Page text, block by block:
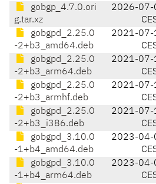
gobgp_4.7.0.ori
g.tar.xz
2026-07-
gobgpd_2.25.0
-2+b3_amd64.deb
2021-07-
gobgpd_2.25.0
-2+b3_arm64.deb
2021-07-
gobgpd_2.25.0
-2+b3_armhf.deb
2021-07-
gobgpd_2.25.0
-2+b3_i386.deb
2021-07-
gobgpd_3.10.0
-1+b4_amd64.deb
2023-04-
gobgpd_3.10.0
-1+b4_arm64.deb
2023-04-